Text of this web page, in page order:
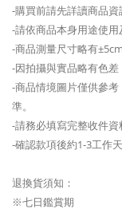
-購買前請先詳讀商品資
-請依商品本身用途使用
-商品測量尺寸略有
-因拍攝與實品略有色差
-商品情境圖片僅供參
準。
-請務必填寫完整收件資
-確認款項後約1-3工作
退換貨須知：
※七日鑑賞期